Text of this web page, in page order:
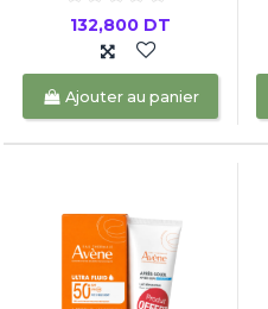
132,800 DT
Ajouter au panier